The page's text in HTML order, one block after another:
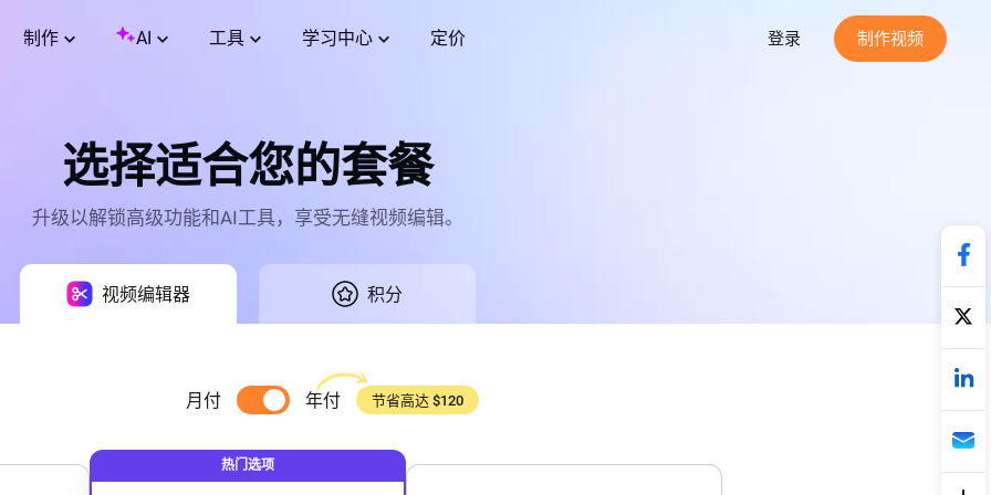
制作 AI 工具 学习中心 定价 登录 制作视频
选择适合您的套餐
升级以解锁高级功能和AI工具，享受无缝视频编辑。
视频编辑器 积分
月付 年付 节省高达 $120
热门选项